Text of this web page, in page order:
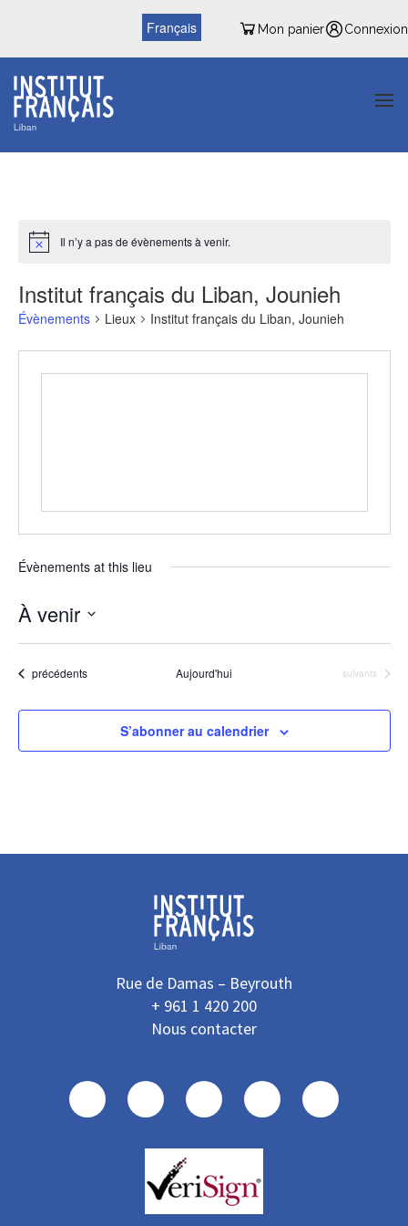
Mon panier Connexion
Français
Il n’y a pas de évènements à venir.
Institut français du Liban, Jounieh
Évènements Lieux Institut français du Liban, Jounieh
Évènements at this lieu
À venir
date.Évènements
précédents Aujourd'hui Évènements
suivants
S’abonner au calendrier
Rue de Damas – Beyrouth
+ 961 1 420 200
Nous contacter